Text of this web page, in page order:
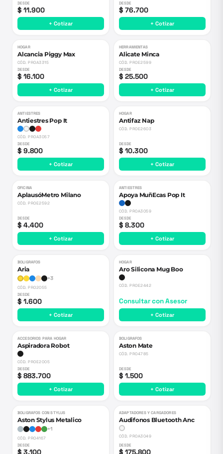
DESDE
$ 11.900
+ Cotizar
DESDE
$ 76.700
+ Cotizar
HOGAR
Alcancia Piggy Max
CÓD.PROA3315
DESDE
$ 16.100
+ Cotizar
HERRAMIENTAS
Alicate Minca
CÓD.PROE2599
DESDE
$ 25.500
+ Cotizar
ANTIESTRES
Antiestres Pop It
CÓD.PROA3057
DESDE
$ 9.800
+ Cotizar
HOGAR
Antifaz Nap
CÓD.PROE2603
DESDE
$ 10.300
+ Cotizar
OFICINA
AplausóMetro Milano
CÓD.PROE2592
DESDE
$ 4.400
+ Cotizar
ANTIESTRES
Apoya MuñEcas Pop It
CÓD.PROA3059
DESDE
$ 8.300
+ Cotizar
BOLIGRAFOS
Aria
+3
CÓD.PRO2055
DESDE
$ 1.600
+ Cotizar
HOGAR
Aro Silicona Mug Boo
CÓD.PROE2442
Consultar con Asesor
+ Cotizar
ACCESORIOS PARA HOGAR
Aspiradora Robot
CÓD.PROE2005
DESDE
$ 883.700
+ Cotizar
BOLIGRAFOS
Aston Mate
CÓD.PRO4785
DESDE
$ 1.500
+ Cotizar
BOLIGRAFOS CON STYLUS
Aston Stylus Metalico
+1
CÓD.PRO4167
DESDE
$ 3.100
ADAPTADORES Y CARGADORES
Audifonos Bluetooth Anc
CÓD.PROA3049
DESDE
$ 175.800